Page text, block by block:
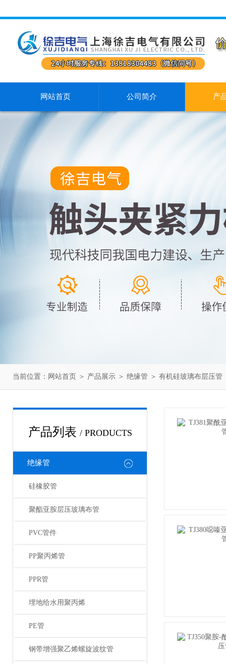
网站首页 公司简介 产
当前位置： 网站首页 ＞ 产品展示 ＞ 绝缘管 ＞ 有机硅玻璃布层压管
产品列表 / PRODUCTS
绝缘管
硅橡胶管
聚酯亚胺层压玻璃布管
PVC管件
PP聚丙烯管
PPR管
埋地给水用聚丙烯
PE管
钢带增强聚乙烯螺旋波纹管